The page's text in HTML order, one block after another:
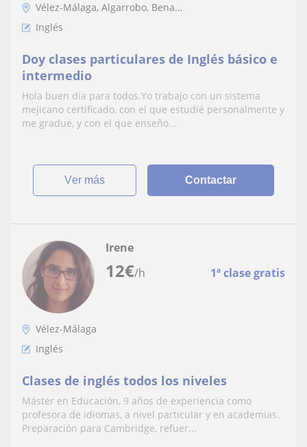
Vélez-Málaga, Algarrobo, Bena...
Inglés
Doy clases particulares de Inglés básico e
intermedio
Hola buen día para todos.Yo trabajo con un sistema
mejicano certificado, con el que estudié personalmente y
me gradué, y con el que enseño...
ver más Contactar
12€/h 1ª clase gratis
Irene
Vélez-Málaga
Inglés
Clases de inglés todos los niveles
Máster en Educación, 9 años de experiencia como
profesora de idiomas, a nivel particular y en academias.
Preparación para Cambridge, refuer...